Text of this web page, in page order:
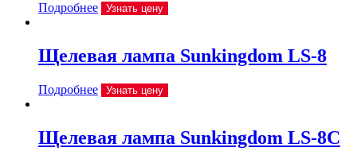
Подробнее Узнать цену
Щелевая лампа Sunkingdom LS-8
Подробнее Узнать цену
Щелевая лампа Sunkingdom LS-8C